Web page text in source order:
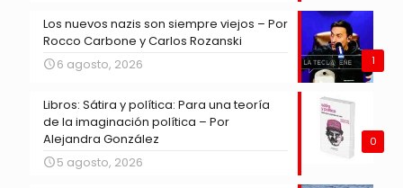
1
Los nuevos nazis son siempre viejos – Por
Rocco Carbone y Carlos Rozanski
6 agosto, 2026
0
Libros: Sátira y política: Para una teoría
de la imaginación política – Por
Alejandra González
5 agosto, 2026